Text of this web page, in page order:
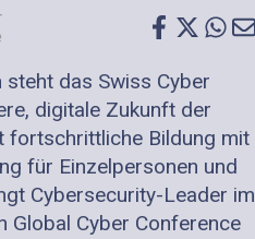
das Swiss Cyber
digitale Zukunft der
fortschrittliche Bildung mit
für Einzelpersonen und
Cybersecurity-Leader im
Global Cyber Conference